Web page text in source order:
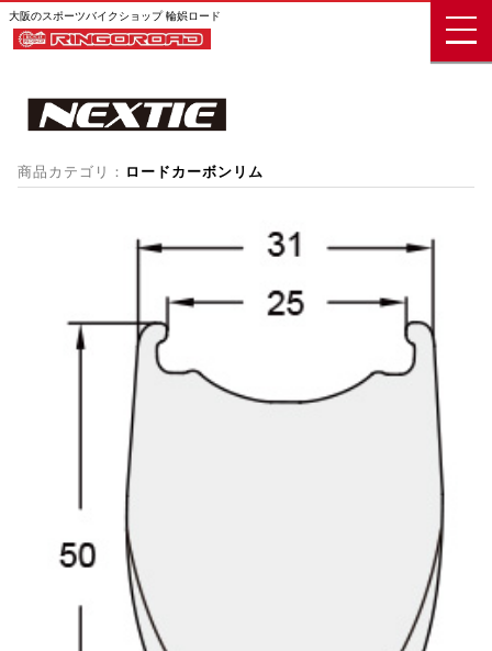
大阪のスポーツバイクショップ 輪娯ロード
商品カテゴリ： ロードカーボンリム